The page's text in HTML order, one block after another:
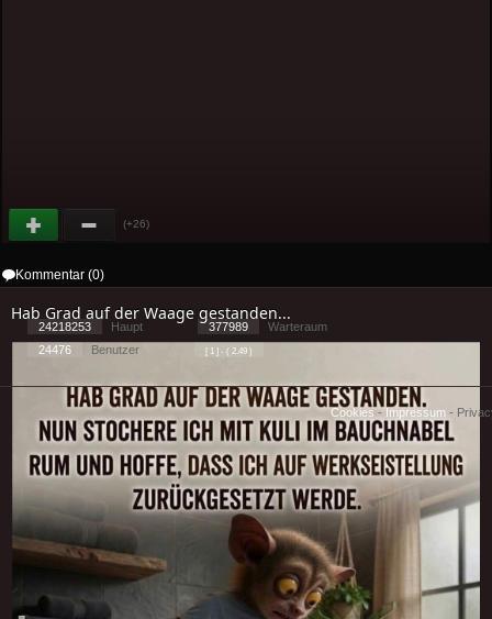
(+26)
Kommentar (0)
Hab Grad auf der Waage gestanden...
24218253 Haupt 377989
Warteraum
24476
Benutzer [ 1 ] - ( 2.49 )
Cookies - Impressum -